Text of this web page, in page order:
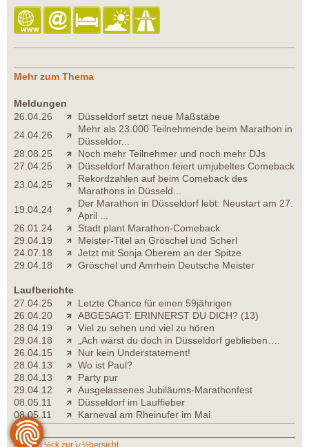
Mehr zum Thema
Meldungen
26.04.26
Düsseldorf setzt neue Maßstäbe
24.04.26
Mehr als 23.000 Teilnehmende beim Marathon in
Düsseldor...
28.08.25
Noch mehr Teilnehmer und noch mehr DJs
27.04.25
Düsseldorf Marathon feiert umjubeltes Comeback
23.04.25
Rekordzahlen auf beim Comeback des
Marathons in Düsseld...
19.04.24
Der Marathon in Düsseldorf lebt: Neustart am 27.
April ...
26.01.24
Stadt plant Marathon-Comeback
29.04.19
Meister-Titel an Gröschel und Scherl
24.07.18
Jetzt mit Sonja Oberem an der Spitze
29.04.18
Gröschel und Amrhein Deutsche Meister
Laufberichte
27.04.25
Letzte Chance für einen 59jährigen
26.04.20
ABGESAGT: ERINNERST DU DICH? (13)
28.04.19
Viel zu sehen und viel zu hören
29.04.18
„Ach wärst du doch in Düsseldorf geblieben….
26.04.15
Nur kein Understatement!
28.04.13
Wo ist Paul?
28.04.13
Party pur
29.04.12
Ausgelassenes Jubiläums-Marathonfest
08.05.11
Düsseldorf im Lauffieber
08.05.11
Karneval am Rheinufer im Mai